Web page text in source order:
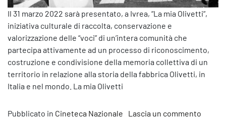
Il 31 marzo 2022 sarà presentato, a Ivrea, “La mia Olivetti“,
iniziativa culturale di raccolta, conservazione e
valorizzazione delle “voci” di un’intera comunità che
partecipa attivamente ad un processo di riconoscimento,
costruzione e condivisione della memoria collettiva di un
territorio in relazione alla storia della fabbrica Olivetti, in
Italia e nel mondo. La mia Olivetti
Pubblicato in Cineteca Nazionale Lascia un commento